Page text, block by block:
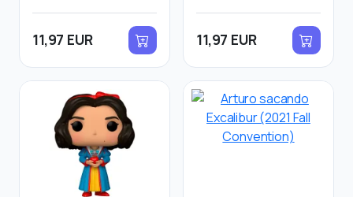
11,97 EUR 11,97 EUR